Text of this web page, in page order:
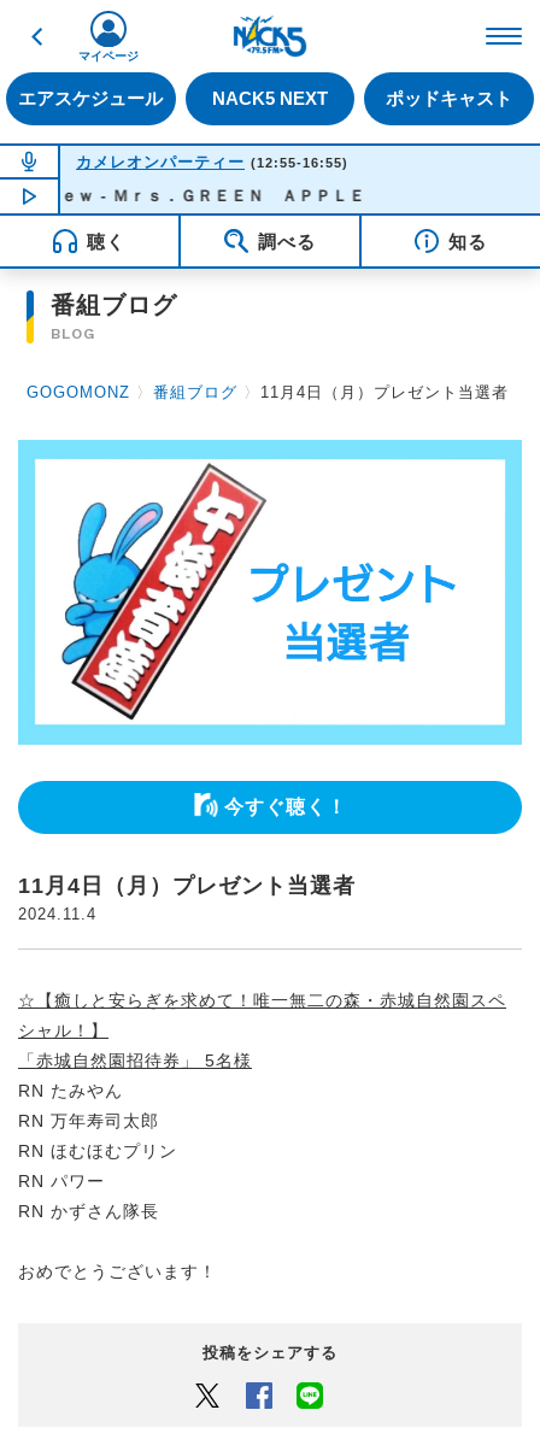
戻る
エアスケジュール NACK5 NEXT ポッドキャスト
マイページ
NOW ON AIR
カメレオンパーティー (12:55-16:55)
NOW PLAYING 15:50
Ｎｅｗ - Ｍｒｓ．ＧＲＥＥＮ ＡＰＰＬＥ
聴く 調べる 知る
番組ブログ
BLOG
GOGOMONZ 〉番組ブログ 〉 11月4日（月）プレゼント当選者
今すぐ聴く！
11月4日（月）プレゼント当選者
2024.11.4
☆【癒しと安らぎを求めて！唯一無二の森・赤城自然園スペ
シャル！】
「赤城自然園招待券」 5名様
RN たみやん
RN 万年寿司太郎
RN ほむほむプリン
RN パワー
RN かずさん隊長
おめでとうございます！
投稿をシェアする
Twitter Facebook